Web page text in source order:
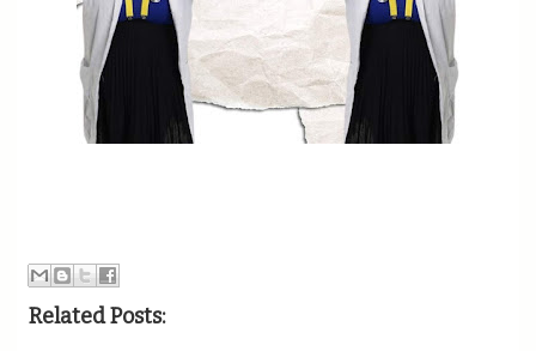
Related Posts: